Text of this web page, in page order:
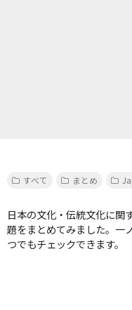
すべて
まとめ
日本の文化・伝統文化に関
題をまとめてみました。一
つでもチェックできます。